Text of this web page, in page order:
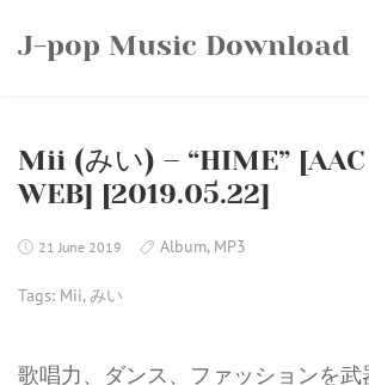
J-pop Music Download
Mii (みい) – “HIME”
WEB] [2019.05.22]
21 June 2019 Album, MP3
Tags: Mii,みい
歌唱力、ダンス、ファッションを